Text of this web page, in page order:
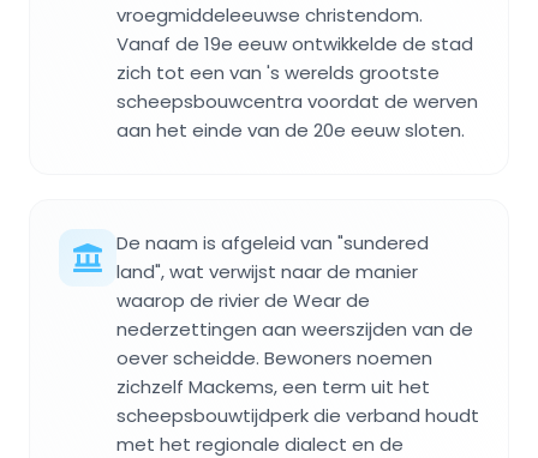
vroegmiddeleeuwse christendom.
Vanaf de 19e eeuw ontwikkelde de stad
zich tot een van 's werelds grootste
scheepsbouwcentra voordat de werven
aan het einde van de 20e eeuw sloten.
De naam is afgeleid van "sundered
land", wat verwijst naar de manier
waarop de rivier de Wear de
nederzettingen aan weerszijden van de
oever scheidde. Bewoners noemen
zichzelf Mackems, een term uit het
scheepsbouwtijdperk die verband houdt
met het regionale dialect en de